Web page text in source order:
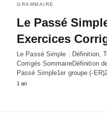
GRAMMAIRE
Le Passé
Exercices
Le Passé Simple : Définition,
Corrigés SommaireDéfinition
Passé Simple1er groupe (-
1 an